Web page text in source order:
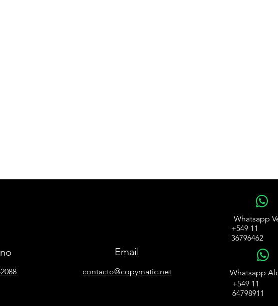
Email
contacto@copymatic.net
Whatsapp
+549 11
36796462
Whatsapp
+549 11
64798911